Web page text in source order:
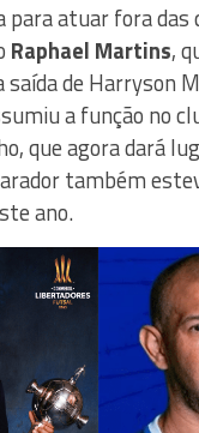
para atuar fora das
Raphael Martins,
saída de Harryson
a função no
que agora dará
também
ano.